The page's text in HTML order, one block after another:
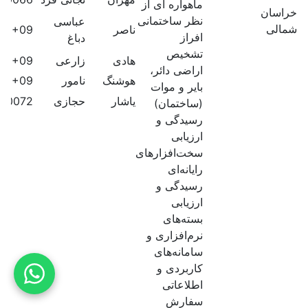
خراسان
شمالی
ماهواره ای از
نظر ساختمانی
افراز
تشخیص
اراضی دائر،
بایر و موات
(ساختمان)
ناصر
عباسی
دباغ
هادی زارعی
هوشنگ
نامور
یاشار
حجازی
رسیدگی و
ارزیابی
سخت‌افزارهای
رایانه‌ای
رسیدگی و
ارزیابی
بسته‌های
نرم‌افزاری و
سامانه‌های
کاربردی و
اطلاعاتی
سفارش